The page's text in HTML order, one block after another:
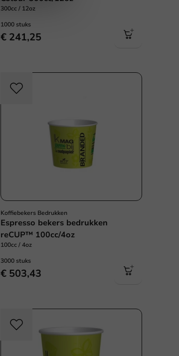
300cc / 12oz
1000 stuks
€ 241,25
Koffiebekers Bedrukken
Espresso bekers bedrukken
reCUP™ 100cc/4oz
100cc / 4oz
3000 stuks
€ 503,43